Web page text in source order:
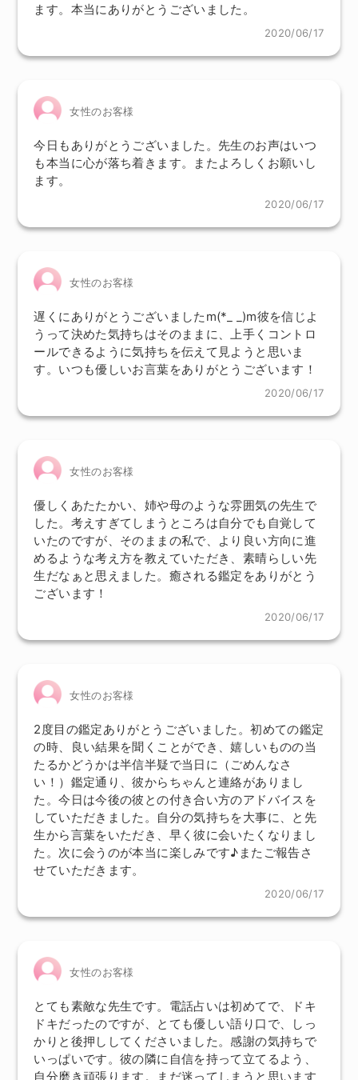
ます。本当にありがとうございました。
2020/06/17
女性のお客様
今日もありがとうございました。先生のお声はいつ
も本当に心が落ち着きます。またよろしくお願いし
ます。
2020/06/17
女性のお客様
遅くにありがとうございましたm(*_ _)m彼を信じよ
うって決めた気持ちはそのままに、上手くコントロ
ールできるように気持ちを伝えて見ようと思いま
す。いつも優しいお言葉をありがとうございます！
2020/06/17
女性のお客様
優しくあたたかい、姉や母のような雰囲気の先生で
した。考えすぎてしまうところは自分でも自覚して
いたのですが、そのままの私で、より良い方向に進
めるような考え方を教えていただき、素晴らしい先
生だなぁと思えました。癒される鑑定をありがとう
ございます！
2020/06/17
女性のお客様
2度目の鑑定ありがとうございました。初めての鑑定
の時、良い結果を聞くことができ、嬉しいものの当
たるかどうかは半信半疑で当日に（ごめんなさ
い！）鑑定通り、彼からちゃんと連絡がありまし
た。今日は今後の彼との付き合い方のアドバイスを
していただきました。自分の気持ちを大事に、と先
生から言葉をいただき、早く彼に会いたくなりまし
た。次に会うのが本当に楽しみです♪またご報告さ
せていただきます。
2020/06/17
女性のお客様
とても素敵な先生です。電話占いは初めてで、ドキ
ドキだったのですが、とても優しい語り口で、しっ
かりと後押ししてくださいました。感謝の気持ちで
いっぱいです。彼の隣に自信を持って立てるよう、
自分磨き頑張ります。まだ迷ってしまうと思います